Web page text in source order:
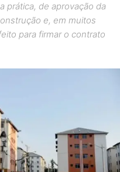
prática, de aprovação da
e, em muitos
para firmar o contrato